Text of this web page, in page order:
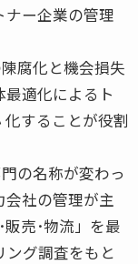
ナー企業の管理
腐化と機会損失
適化によるト
することが役割
の名称が変わっ
社の管理が主
売･物流」を最
ング調査をもと